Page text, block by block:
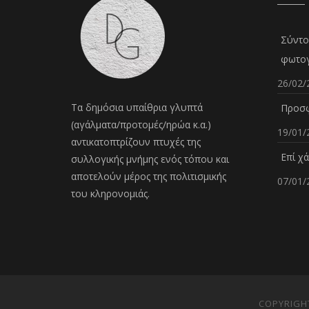
Τα δημόσια υπαίθρια γλυπτά
(αγάλματα/προτομές/ηρώα κ.α.)
αντικατοπτρίζουν πτυχές της
συλλογικής μνήμης ενός τόπου και
αποτελούν μέρος της πολιτισμικής
του κληρονομιάς.
26/02/
19/01/
Επί
07/01/